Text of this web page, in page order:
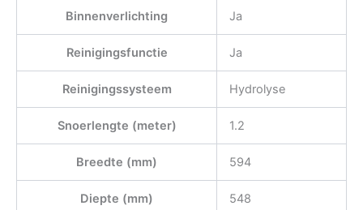
Binnenverlichting Ja
Reinigingsfunctie Ja
Reinigingssysteem Hydrolyse
Snoerlengte (meter) 1.2
Breedte (mm) 594
Diepte (mm) 548